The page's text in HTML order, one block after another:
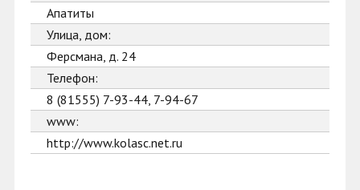
Апатиты
Улица, дом:
Ферсмана, д. 24
Телефон:
8 (81555) 7-93-44, 7-94-67
www:
http://www.kolasc.net.ru